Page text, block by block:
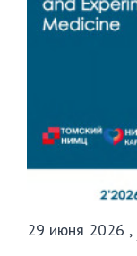
29 июня 2026 ,